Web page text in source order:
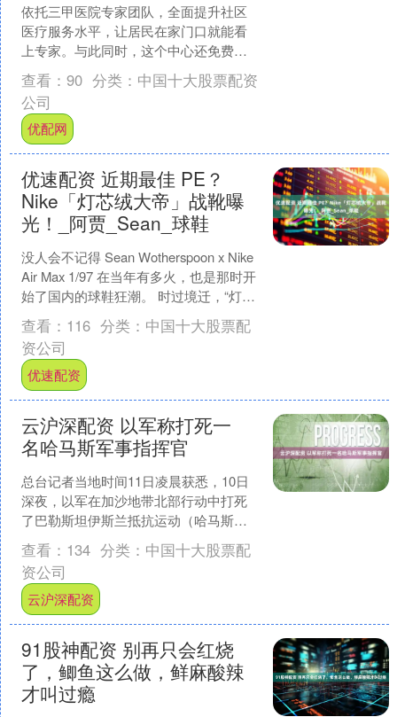
依托三甲医院专家团队，全面提升社区
医疗服务水平，让居民在家门口就能看
上专家。与此同时，这个中心还免费提
供送样本、取报告服务，协助预约总院
多项检查……这位贴心的“....
查看： 90 分类： 中国十大股票配资
公司
优配网
优速配资 近期最佳 PE？
Nike「灯芯绒大帝」战靴曝
光！_阿贾_Sean_球鞋
没人会不记得 Sean Wotherspoon x Nike
Air Max 1/97 在当年有多火，也是那时开
始了国内的球鞋狂潮。 时过境迁，“灯芯
绒大帝” ....
查看： 116 分类： 中国十大股票配
资公司
优速配资
云沪深配资 以军称打死一
名哈马斯军事指挥官
总台记者当地时间11日凌晨获悉，10日
深夜，以军在加沙地带北部行动中打死
了巴勒斯坦伊斯兰抵抗运动（哈马斯）
下属武装指挥官伊亚德·伊姆兰·纳斯尔。
哈马斯方面对此....
查看： 134 分类： 中国十大股票配
资公司
云沪深配资
91股神配资 别再只会红烧
了，鲫鱼这么做，鲜麻酸辣
才叫过瘾